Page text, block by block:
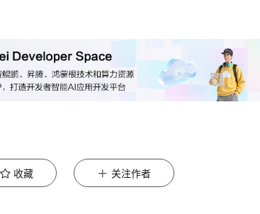
收藏 关注作者